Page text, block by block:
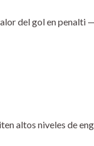
del gol en penalti
altos niveles de